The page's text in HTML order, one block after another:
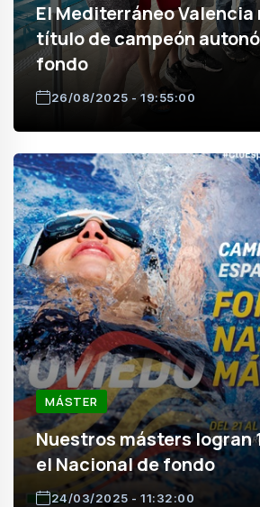
El Mediterráneo Valencia
título de campeón
fondo
26/08/2025 - 19:55:00
MÁSTER
Nuestros másters logran
el Nacional de fondo
24/03/2025 - 11:32:00